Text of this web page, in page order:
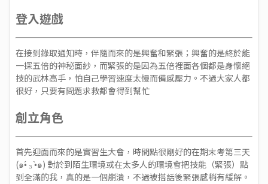
登入遊戲
在接到錄取通知時，伴隨而來的是興奮和緊張；興奮的是終於能
一探五倍的神秘面紗，而緊張的是因為五倍裡面各個都是身懷絕
技的武林高手，怕自己學習速度太慢而備感壓力。不過大家人都
很好，只要有問題求救都會得到幫忙
創立角色
首先迎面而來的是實習生大會，時間點很剛好的在期末考第三天
(๑•́ ₃ •̀๑) 對於到陌生環境或在太多人的環境會把技能（緊張）點
到全滿的我，真的是一個崩潰，不過被搭話後緊張感稍有緩解。